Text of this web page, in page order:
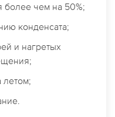
более чем на 50%;
конденсата;
и нагретых
летом;